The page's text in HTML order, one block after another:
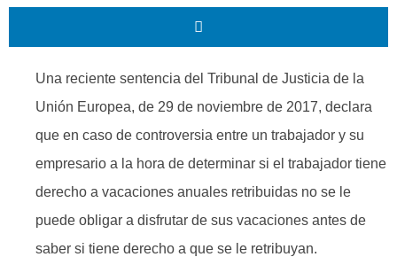
Una reciente sentencia del Tribunal de Justicia de la
Unión Europea, de 29 de noviembre de 2017, declara
que en caso de controversia entre un trabajador y su
empresario a la hora de determinar si el trabajador tiene
derecho a vacaciones anuales retribuidas no se le
puede obligar a disfrutar de sus vacaciones antes de
saber si tiene derecho a que se le retribuyan.